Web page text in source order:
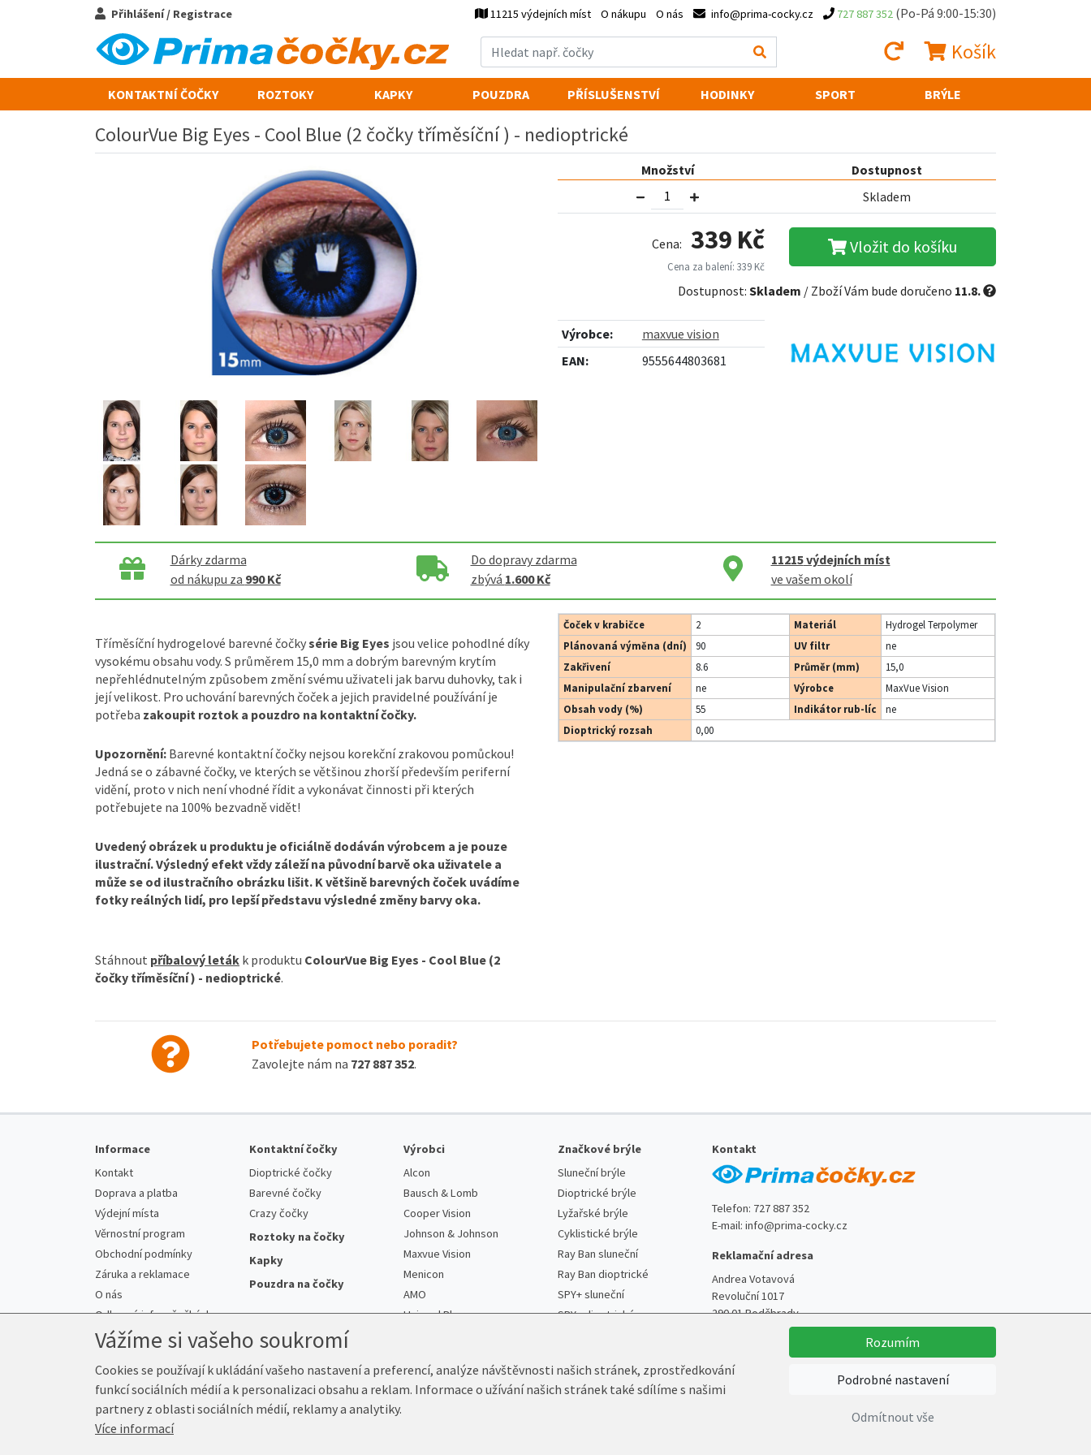
Přihlášení / Registrace 11215 výdejních míst O nákupu O nás info@prima-cocky.cz 727 887 352 (Po-Pá 9:00-15:30)
Košík
KONTAKTNÍ ČOČKY ROZTOKY KAPKY POUZDRA PŘÍSLUŠENSTVÍ HODINKY SPORT BRÝLE
ColourVue Big Eyes - Cool Blue (2 čočky tříměsíční ) - nedioptrické
Množství
Dostupnost
Skladem
Cena: 339 Kč
Cena za balení: 339 Kč
Vložit do košíku
Dostupnost: Skladem / Zboží Vám bude doručeno 11.8.
Výrobce:
maxvue vision
EAN:
9555644803681
Dárky zdarma
od nákupu za 990 Kč
Do dopravy zdarma
zbývá 1.600 Kč
11215výdejních míst
ve vašem okolí
Tříměsíční hydrogelové barevné čočkysérie Big Eyes jsou velice pohodlné díky
vysokému obsahu vody. S průměrem 15,0 mm a dobrým barevným krytím
nepřehlédnutelným způsobem změní svému uživateli jak barvu duhovky, tak i
její velikost. Pro uchování barevných čoček a jejich pravidelné používání je
potřeba zakoupit roztok a pouzdro na kontaktní čočky.
Upozornění: Barevné kontaktní čočky nejsou korekční zrakovou pomůckou!
Jedná se o zábavné čočky, ve kterých se většinou zhorší především periferní
vidění, proto v nich není vhodné řídit a vykonávat činnosti při kterých
potřebujete na 100% bezvadně vidět!
Uvedený obrázek u produktu je oficiálně dodáván výrobcem a je pouze
ilustrační. Výsledný efekt vždy záleží na původní barvě oka uživatele a
může se od ilustračního obrázku lišit. K většině barevných čoček uvádíme
fotky reálných lidí, pro lepší představu výsledné změny barvy oka.
Stáhnout příbalový leták k produktu ColourVue Big Eyes - Cool Blue (2
čočky tříměsíční ) - nedioptrické.
Čoček v krabičce 2 Materiál
Hydrogel Terpolymer
Plánovaná výměna (dní)
90 UV filtr
ne
Zakřivení
8.6 Průměr (mm)
15,0
Manipulační zbarvení
ne Výrobce
MaxVue Vision
Obsah vody (%)
55 Indikátor rub-líc
ne
Dioptrický rozsah
0,00
Potřebujete pomoct nebo poradit?
Zavolejte nám na 727 887 352.
Informace
Kontakt
Doprava a platba
Výdejní místa
Věrnostní program
Obchodní podmínky
Záruka a reklamace
O nás
Odborné info o čočkách
Kontaktní čočky
Dioptrické čočky
Barevné čočky
Crazy čočky
Roztoky na čočky
Kapky
Pouzdra na čočky
Výrobci
Alcon
Bausch & Lomb
Cooper Vision
Johnson & Johnson
Maxvue Vision
Menicon
AMO
Unimed Pharma
Značkové brýle
Sluneční brýle
Dioptrické brýle
Lyžařské brýle
Cyklistické brýle
Ray Ban sluneční
Ray Ban dioptrické
SPY+ sluneční
SPY+ dioptrické
Kontakt
Telefon: 727 887 352
E-mail: info@prima-cocky.cz
Reklamační adresa
Andrea Votavová
Revoluční 1017
290 01 Poděbrady
© 2026 Prima-Čočky.cz
Vážíme si vašeho soukromí
Cookies se používají k ukládání vašeho nastavení a preferencí, analýze návštěvnosti našich stránek, zprostředkování
funkcí sociálních médií a k personalizaci obsahu a reklam. Informace o užívání našich stránek také sdílíme s našimi
partnery z oblasti sociálních médií, reklamy a analytiky.
Více informací
Rozumím
Podrobné nastavení
Odmítnout vše